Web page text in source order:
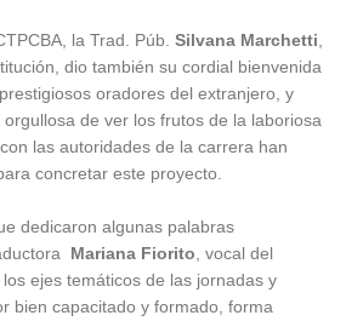
la Trad. Púb. Silvana Marchetti
dio también su cordial bienvenida
oradores del extranjero, y
de ver los frutos de la laboriosa
las autoridades de la carrera han
concretar este proyecto.
dedicaron algunas palabras
Mariana Fiorito , vocal del
ejes temáticos de las jornadas y
bien capacitado y formado, forma